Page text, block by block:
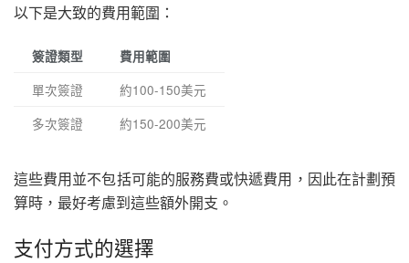
以下是大致的費用範圍：
簽證類型 費用範圍
單次簽證
約100-150美元
多次簽證
約150-200美元
這些費用並不包括可能的服務費或快遞費用，因此在計劃預
算時，最好考慮到這些額外開支。
支付方式的選擇